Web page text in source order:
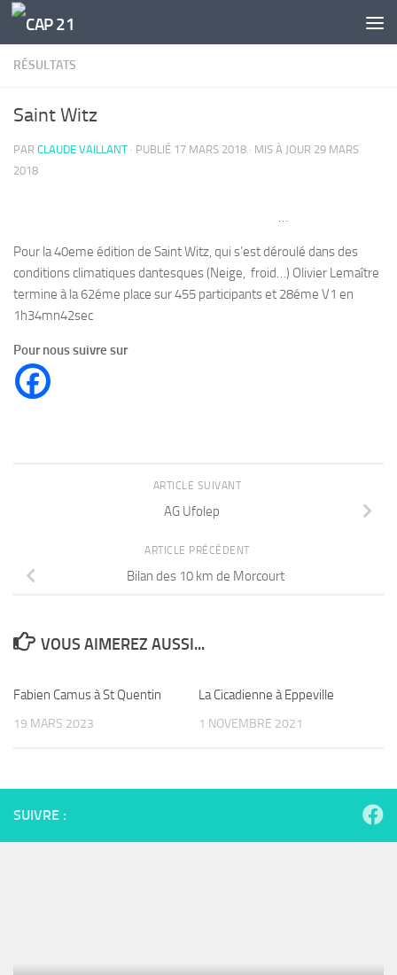
Skip to content
RÉSULTATS
Saint Witz
PAR CLAUDE VAILLANT · PUBLIÉ 17 MARS 2018 · MIS À JOUR 29 MARS
2018
…
Pour la 40eme édition de Saint Witz, qui s’est déroulé dans des
conditions climatiques dantesques (Neige, froid…) Olivier Lemaître
termine à la 62éme place sur 455 participants et 28éme V1 en
1h34mn42sec
Pour nous suivre sur
ARTICLE SUIVANT
AG Ufolep
ARTICLE PRÉCÉDENT
Bilan des 10 km de Morcourt
VOUS AIMEREZ AUSSI...
Fabien Camus à St Quentin
19 MARS 2023
La Cicadienne à Eppeville
1 NOVEMBRE 2021
SUIVRE :